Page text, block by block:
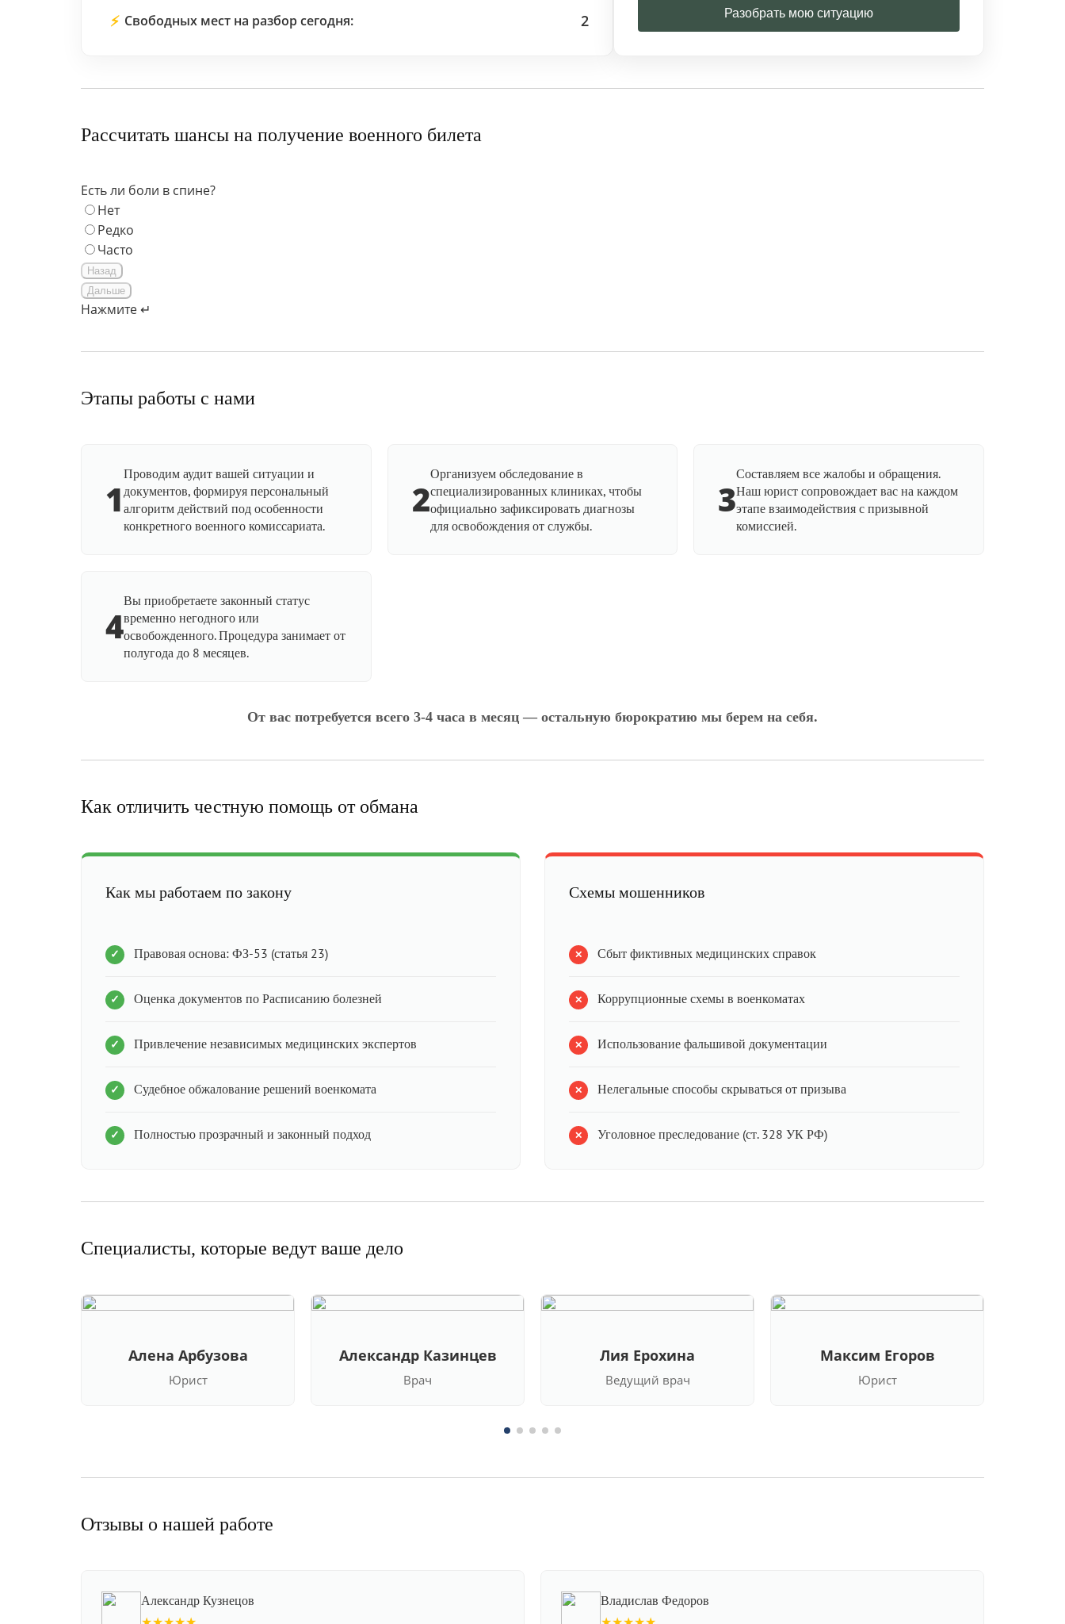
⚡ Свободных мест на разбор сегодня: 2 Разобрать мою ситуацию
Рассчитать шансы на получение военного билета
Есть ли боли в спине?
Нет
Редко
Часто
Назад
Дальше
Нажмите ↵
Этапы работы с нами
1
Проводим аудит вашей ситуации и
документов, формируя персональный
алгоритм действий под особенности
конкретного военного комиссариата.
2
Организуем обследование в
специализированных клиниках, чтобы
официально зафиксировать диагнозы
для освобождения от службы.
3
Составляем все жалобы и обращения.
Наш юрист сопровождает вас на каждом
этапе взаимодействия с призывной
комиссией.
4
Вы приобретаете законный статус
временно негодного или
освобожденного. Процедура занимает от
полугода до 8 месяцев.
От вас потребуется всего 3-4 часа в месяц — остальную бюрократию мы берем на себя.
Как отличить честную помощь от обмана
Как мы работаем по закону
Правовая основа: ФЗ-53 (статья 23)
Оценка документов по Расписанию болезней
Привлечение независимых медицинских экспертов
Судебное обжалование решений военкомата
Полностью прозрачный и законный подход
Схемы мошенников
Сбыт фиктивных медицинских справок
Коррупционные схемы в военкоматах
Использование фальшивой документации
Нелегальные способы скрываться от призыва
Уголовное преследование (ст. 328 УК РФ)
Специалисты, которые ведут ваше дело
Алена Арбузова
Юрист
Александр Казинцев
Врач
Лия Ерохина
Ведущий врач
Максим Егоров
Юрист
Отзывы о нашей работе
Александр Кузнецов Владислав Федоров